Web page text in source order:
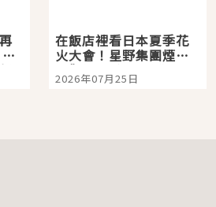
在飯店裡看日本夏季花
火大會！星野集團煙火
景觀飯店6選，讓你不用
人擠人悠閒欣賞
2026年07月25日